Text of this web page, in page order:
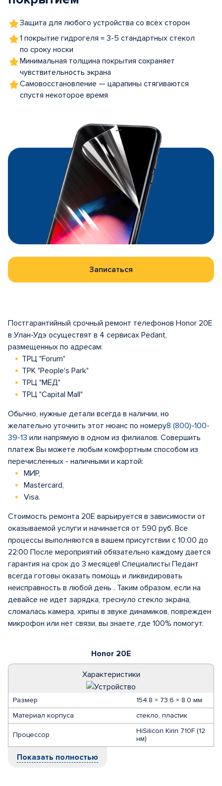
Защита для любого устройства со всех сторон
1 покрытие гидрогеля = 3-5 стандартных стекол
по сроку носки
Минимальная толщина покрытия сохраняет
чувствительность экрана
Самовосстановление — царапины стягиваются
спустя некоторое время
Записаться
Honor 20E
Характеристики
Размер
154.8 × 73.6 × 8.0 мм
Материал корпуса
стекло, пластик
Процессор
HiSilicon Kirin 710F (12
нм)
Показать полностью
Постгарантийный срочный ремонт телефонов Honor 20E
в Улан-Удэ осуществят в 4 сервисах Pedant,
размещенных по адресам:
ТРЦ "Forum"
ТРК "People's Park"
ТРЦ "МЁД"
ТРЦ "Capital Mall"
Обычно, нужные детали всегда в наличии, но
желательно уточнить этот нюанс по номеру8 (800)-100-
39-13 или напрямую в одном из филиалов. Совершить
платеж Вы можете любым комфортным способом из
перечисленных - наличными и картой:
МИР,
Mastercard,
Visa.
Стоимость ремонта 20E варьируется в зависимости от
оказываемой услуги и начинается от 590 руб. Все
процессы выполняются в вашем присутствии с 10:00 до
22:00 После мероприятий обязательно каждому дается
гарантия на срок до 3 месяцев! Специалисты Педант
всегда готовы оказать помощь и ликвидировать
неисправность в любой день . Таким образом, если на
девайсе не идет зарядка, треснуло стекло экрана,
сломалась камера, хрипы в звуке динамиков, поврежден
микрофон или нет связи, вы знаете, где 100% помогут.